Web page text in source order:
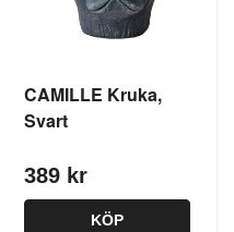
CAMILLE Kruka,
Svart
389 kr
KÖP